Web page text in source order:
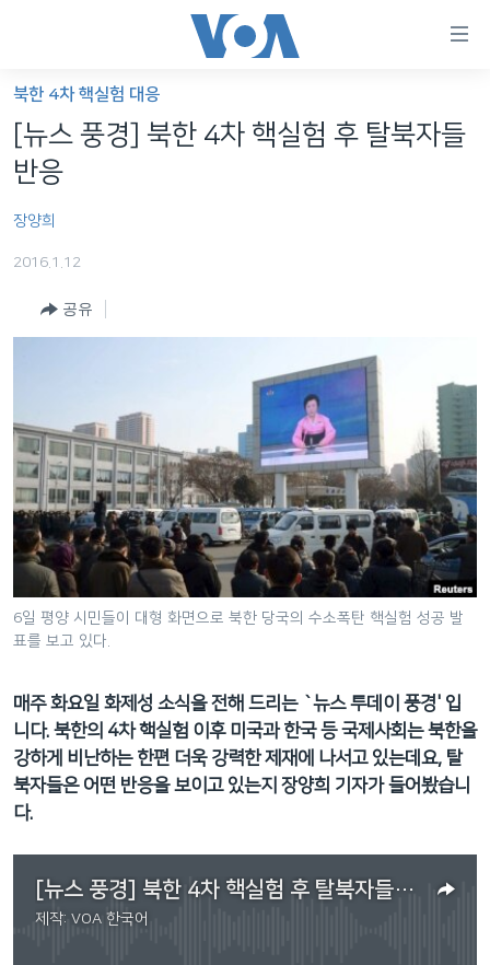
가
능
링
인
동
네
비
게
션
으
이
검
색
으
세계
라디오
프로그램
주파수 안내
북한 4차 핵실험 대응
[뉴스 풍경] 북한 4차 핵실험 후 탈북자들
반응
장양희
2016.1.12
공유
6일 평양 시민들이 대형 화면으로 북한 당국의 수소폭탄 핵실험 성공 발
표를 보고 있다.
매주 화요일 화제성 소식을 전해 드리는 `뉴스 투데이 풍경' 입
니다. 북한의 4차 핵실험 이후 미국과 한국 등 국제사회는 북한을
강하게 비난하는 한편 더욱 강력한 제재에 나서고 있는데요, 탈
북자들은 어떤 반응을 보이고 있는지 장양희 기자가 들어봤습니
다.
[뉴스 풍경] 북한 4차 핵실험 후 탈북자들 반응
제작: VOA 한국어
No media source currently available